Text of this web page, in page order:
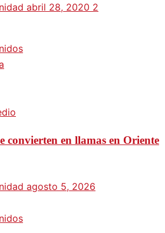
abril 28, 2020 2
convierten en llamas en Oriente
agosto 5, 2026